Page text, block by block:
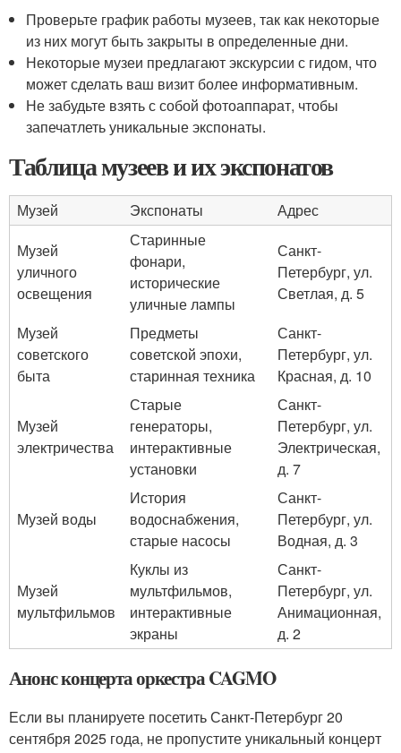
Проверьте график работы музеев, так как некоторые
из них могут быть закрыты в определенные дни.
Некоторые музеи предлагают экскурсии с гидом, что
может сделать ваш визит более информативным.
Не забудьте взять с собой фотоаппарат, чтобы
запечатлеть уникальные экспонаты.
Таблица музеев и их экспонатов
Музей Экспонаты
Адрес
Музей
уличного
освещения
Старинные
фонари,
исторические
уличные лампы
Санкт-
Петербург, ул.
Светлая, д. 5
Музей
советского
быта
Предметы
советской эпохи,
старинная техника
Санкт-
Петербург, ул.
Красная, д. 10
Музей
электричества
Старые
генераторы,
интерактивные
установки
Санкт-
Петербург, ул.
Электрическая,
д. 7
Музей воды
История
водоснабжения,
старые насосы
Санкт-
Петербург, ул.
Водная, д. 3
Музей
мультфильмов
Куклы из
мультфильмов,
интерактивные
экраны
Санкт-
Петербург, ул.
Анимационная,
д. 2
Анонс концерта оркестра CAGMO
Если вы планируете посетить Санкт-Петербург 20
сентября 2025 года, не пропустите уникальный концерт